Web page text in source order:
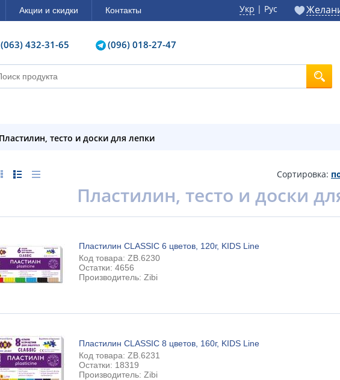
Акции и скидки Контакты Укр | Рус
(063) 432-31-65 (096) 018-27-47
Пластилин, тесто и доски для лепки
Сортировка:
Пластилин, тесто и доски
Пластилин CLASSIC 6 цветов, 120г, KIDS Line
Код товара: ZB.6230
Остатки: 4656
Производитель: Zibi
Пластилин CLASSIC 8 цветов, 160г, KIDS Line
Код товара: ZB.6231
Остатки: 18319
Производитель: Zibi